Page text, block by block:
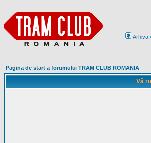
Arhiva
Pagina de start a forumului TRAM CLUB ROMANIA
Vă